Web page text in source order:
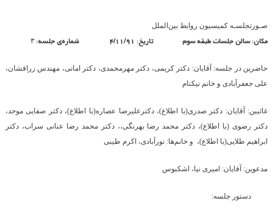
صـورتجلسـه کمیسیون روابط بین‌الملل
مکان: سالن جلسات طبقه سوم تاریخ: ۴/۱۱/۹۱ شماره‌ی جلسه: ۳
حاضرین در جلسه: آقایان: دکتر کریمی، دکتر مهرمحمدی، دکتر امانی‌، مهندس زرافشان،
علی جعفرآبادی و خانم نیکنام
غائبین: آقایان: دکتر صدری(با اطلاع)، دکترعلیرضا عصاره(با اطلاع)، دکتر صفایی موحد،
دکتر رضوی (با اطلاع)، دکتر محمد رضا بهرنگی،، دکتر محمد رضا عنانی سراب، دکتر
ابراهیم طلایی(با اطلاع)، و خانم‌ها: نورآبادی، اکرم طیبی
مدعوین: آقایان: امیری نیا، اشکبوس
دستور جلسه: